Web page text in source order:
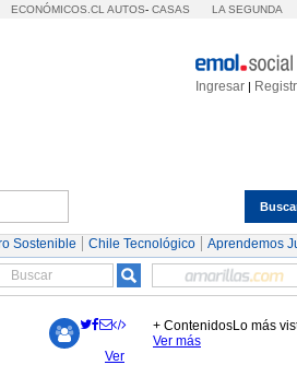
ECONÓMICOS.CL AUTOS- CASAS LA SEGUNDA
Ingresar |
Sostenible Chile Tecnológico Aprendemos
Ver
Lo más
+ Contenidos
Ver más